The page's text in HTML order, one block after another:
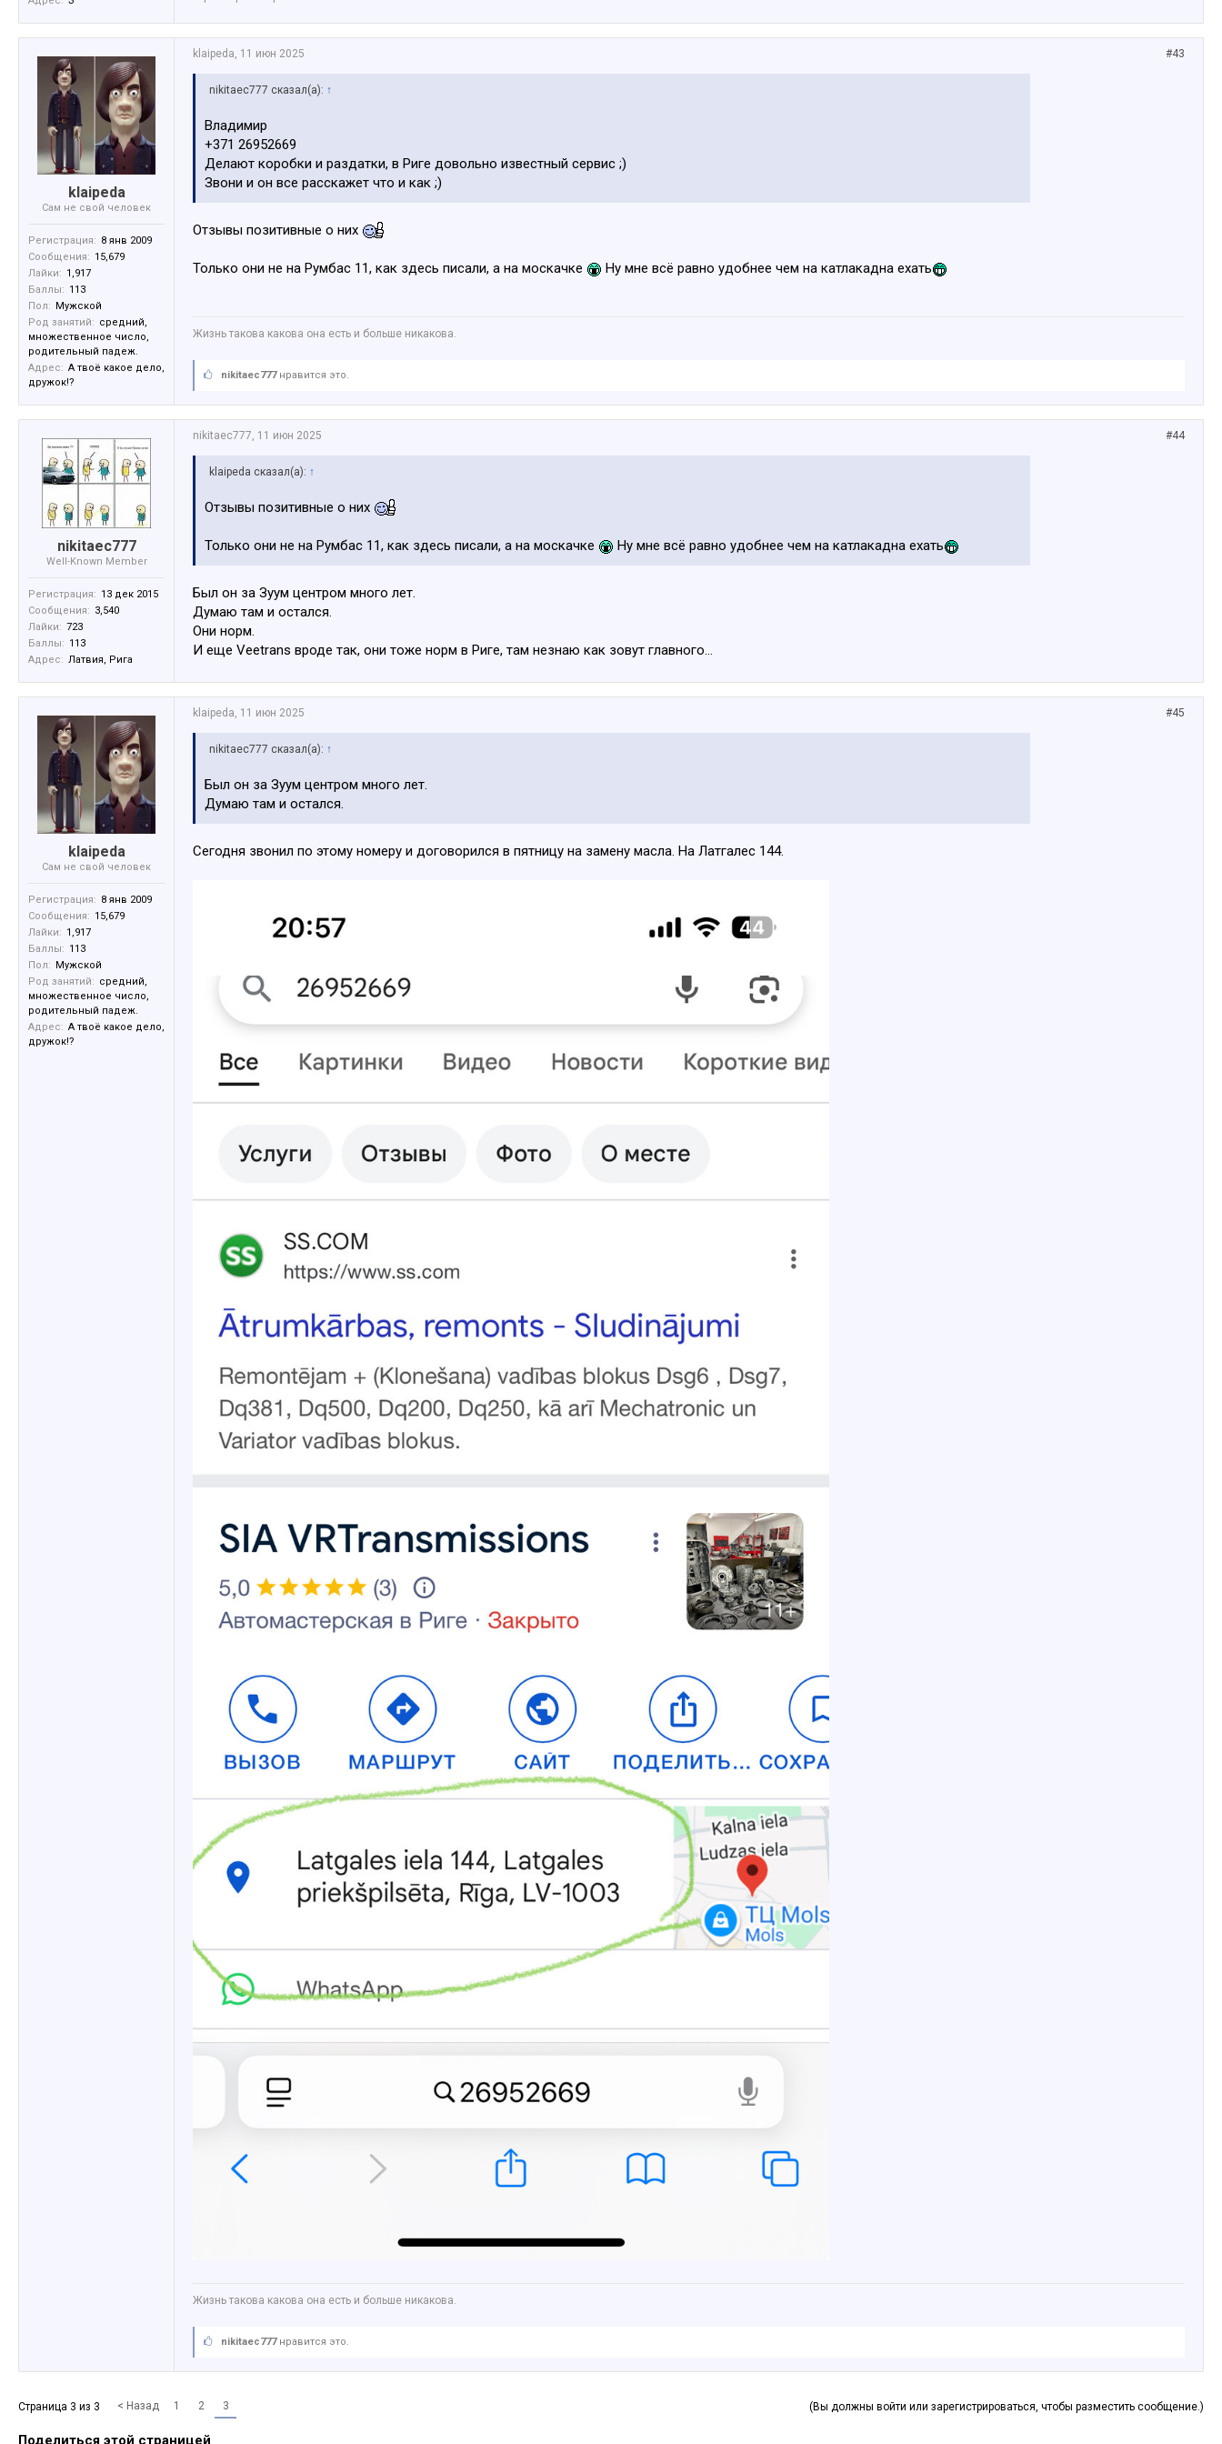
klaipeda
Сам не свой человек
Регистрация: 8 янв 2009
Сообщения: 15,679
Лайки: 1,917
Баллы: 113
Пол: Мужской
Род занятий: средний,
множественное число,
родительный падеж.
Адрес: А твоё какое дело,
дружок!?
#43
klaipeda, 11 июн 2025
nikitaec777 сказал(а): ↑
Владимир
+371 26952669
Делают коробки и раздатки, в Риге довольно известный сервис ;)
Звони и он все расскажет что и как ;)
Отзывы позитивные о них
Только они не на Румбас 11, как здесь писали, а на москачке Ну мне всё равно удобнее чем на катлакадна ехать
Жизнь такова какова она есть и больше никакова.
nikitaec777нравится это.
nikitaec777
Well-Known Member
Регистрация: 13 дек 2015
Сообщения: 3,540
Лайки: 723
Баллы: 113
Адрес: Латвия, Рига
#44
nikitaec777, 11 июн 2025
klaipeda сказал(а): ↑
Отзывы позитивные о них
Только они не на Румбас 11, как здесь писали, а на москачке Ну мне всё равно удобнее чем на катлакадна ехать
Был он за Зуум центром много лет.
Думаю там и остался.
Они норм.
И еще Veetrans вроде так, они тоже норм в Риге, там незнаю как зовут главного…
klaipeda
Сам не свой человек
Регистрация: 8 янв 2009
Сообщения: 15,679
Лайки: 1,917
Баллы: 113
Пол: Мужской
Род занятий: средний,
множественное число,
родительный падеж.
Адрес: А твоё какое дело,
дружок!?
#45
klaipeda, 11 июн 2025
nikitaec777 сказал(а): ↑
Был он за Зуум центром много лет.
Думаю там и остался.
Сегодня звонил по этому номеру и договорился в пятницу на замену масла. На Латгалес 144.
Жизнь такова какова она есть и больше никакова.
nikitaec777нравится это.
(Вы должны войти или зарегистрироваться, чтобы разместить сообщение.)
Страница 3 из 3 < Назад 1 2 3
Поделиться этой страницей